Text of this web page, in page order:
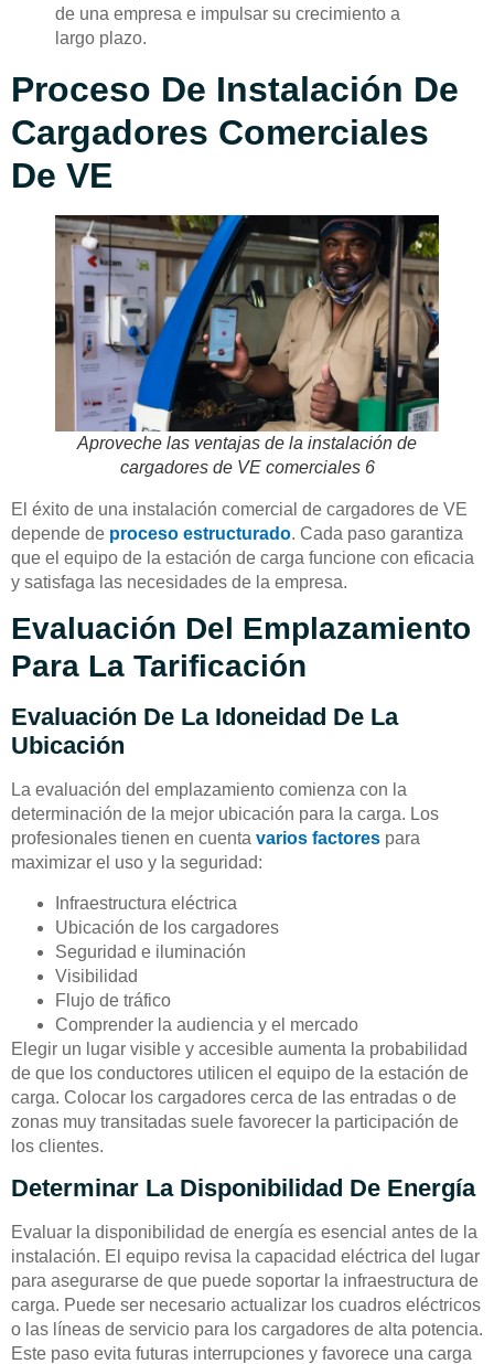
de una empresa e impulsar su crecimiento a
largo plazo.
Proceso De Instalación De
Cargadores Comerciales
De VE
Aproveche las ventajas de la instalación de
cargadores de VE comerciales 6
El éxito de una instalación comercial de cargadores de VE
depende de proceso estructurado. Cada paso garantiza
que el equipo de la estación de carga funcione con eficacia
y satisfaga las necesidades de la empresa.
Evaluación Del Emplazamiento
Para La Tarificación
Evaluación De La Idoneidad De La
Ubicación
La evaluación del emplazamiento comienza con la
determinación de la mejor ubicación para la carga. Los
profesionales tienen en cuenta varios factores para
maximizar el uso y la seguridad:
Infraestructura eléctrica
Ubicación de los cargadores
Seguridad e iluminación
Visibilidad
Flujo de tráfico
Comprender la audiencia y el mercado
Elegir un lugar visible y accesible aumenta la probabilidad
de que los conductores utilicen el equipo de la estación de
carga. Colocar los cargadores cerca de las entradas o de
zonas muy transitadas suele favorecer la participación de
los clientes.
Determinar La Disponibilidad De Energía
Evaluar la disponibilidad de energía es esencial antes de la
instalación. El equipo revisa la capacidad eléctrica del lugar
para asegurarse de que puede soportar la infraestructura de
carga. Puede ser necesario actualizar los cuadros eléctricos
o las líneas de servicio para los cargadores de alta potencia.
Este paso evita futuras interrupciones y favorece una carga